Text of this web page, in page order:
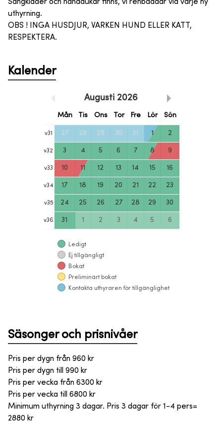
Sängkläder och handdukar finns, vi renbäddar vid varje ny
uthyrning.
OBS ! INGA HUSDJUR, VARKEN HUND ELLER KATT,
RESPEKTERA.
Kalender
Augusti 2026
Mån Tis Ons Tor Fre Lör Sön
v31 27 28 29 30 31 1 2
v32 3 4 5 6 7 8 9
v33 10 11 12 13 14 15 16
v34 17 18 19 20 21 22 23
v35 24 25 26 27 28 29 30
v36 31 1 2 3 4 5 6
Ledigt
Ej tillgängligt
Bokat
Preliminärt bokat
Kontakta uthyraren för tillgänglighet
Säsonger och prisnivåer
Pris per dygn från 960 kr
Pris per dygn till
990 kr
Pris per vecka från 6300 kr
Pris per vecka till
6800 kr
Minimum uthyrning 3 dagar. Pris 3 dagar för 1-4 pers=
2880 kr